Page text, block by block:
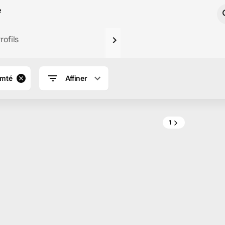
Affiner
1